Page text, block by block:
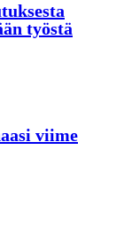
työstä
viime